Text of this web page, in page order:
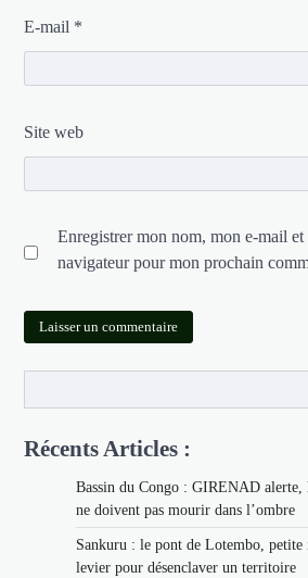
E-mail *
Site web
Enregistrer mon nom, mon e-mail et
navigateur pour mon prochain
Récents Articles :
Bassin du Congo : GIRENAD alerte,
ne doivent pas mourir dans l’ombre
Sankuru : le pont de Lotembo, petite
levier pour désenclaver un territoire